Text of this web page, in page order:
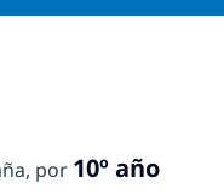
por 10º año